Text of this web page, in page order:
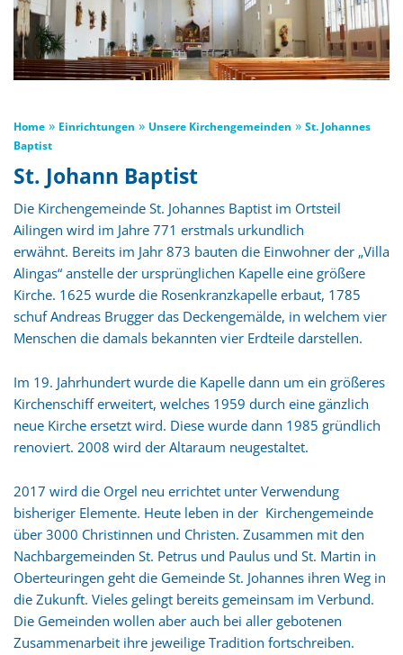
Home » Einrichtungen » Unsere Kirchengemeinden » St. Johannes
Baptist
St. Johann Baptist
Die Kirchengemeinde St. Johannes Baptist im Ortsteil
Ailingen wird im Jahre 771 erstmals urkundlich
erwähnt. Bereits im Jahr 873 bauten die Einwohner der „Villa
Alingas“ anstelle der ursprünglichen Kapelle eine größere
Kirche. 1625 wurde die Rosenkranzkapelle erbaut, 1785
schuf Andreas Brugger das Deckengemälde, in welchem vier
Menschen die damals bekannten vier Erdteile darstellen.
Im 19. Jahrhundert wurde die Kapelle dann um ein größeres
Kirchenschiff erweitert, welches 1959 durch eine gänzlich
neue Kirche ersetzt wird. Diese wurde dann 1985 gründlich
renoviert. 2008 wird der Altaraum neugestaltet.
2017 wird die Orgel neu errichtet unter Verwendung
bisheriger Elemente. Heute leben in der Kirchengemeinde
über 3000 Christinnen und Christen. Zusammen mit den
Nachbargemeinden St. Petrus und Paulus und St. Martin in
Oberteuringen geht die Gemeinde St. Johannes ihren Weg in
die Zukunft. Vieles gelingt bereits gemeinsam im Verbund.
Die Gemeinden wollen aber auch bei aller gebotenen
Zusammenarbeit ihre jeweilige Tradition fortschreiben.